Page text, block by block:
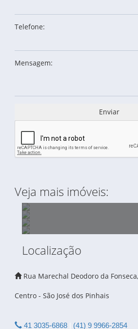
Telefone:
Mensagem:
Enviar
Veja mais imóveis:
SOBRADO À VENDA -
JOSE DOS
CASA À VENDA - CENTRO -
CONSTANTE MORO
ÁREA À VENDA DE 41.145,00
BR 376 E RUA ANTÔNIO
Localização
Rua Marechal Deodoro da
Centro - São José dos Pinhais
41 3035-6868 (41) 9 9966-2854